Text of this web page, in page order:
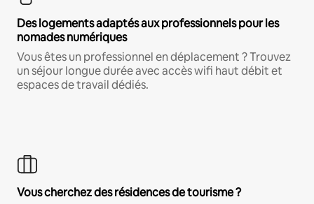
Des logements adaptés aux professionnels pour les
nomades numériques
Vous êtes un professionnel en déplacement ? Trouvez
un séjour longue durée avec accès wifi haut débit et
espaces de travail dédiés.
Vous cherchez des résidences de tourisme ?